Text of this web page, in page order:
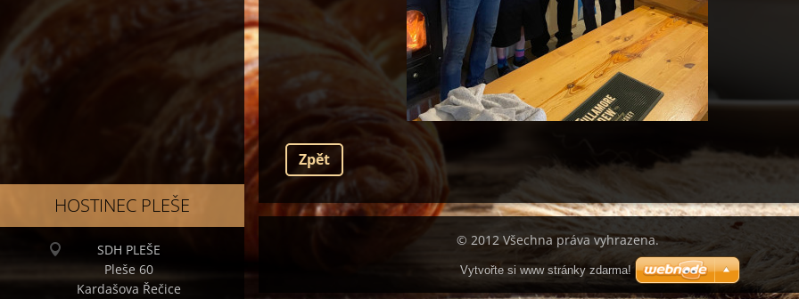
HOSTINEC PLEŠE
SDH PLEŠE
Pleše 60
Kardašova Řečice
Zpět
© 2012 Všechna práva vyhrazena.
Vytvořte si www stránky zdarma!